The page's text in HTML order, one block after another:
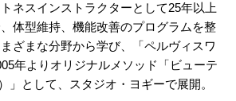
ネスインストラクターとして25年以上
体型維持、機能改善のプログラムを整
ざまな分野から学び、「ペルヴィスワ
年よりオリジナルメソッド「ビューテ
」として、スタジオ・ヨギーで展開。